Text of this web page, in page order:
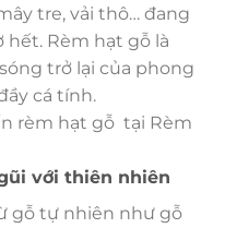
tre, vải thô… đang
Rèm hạt gỗ là
trở lại của phong
cá tính.
rèm hạt gỗ tại Rèm
với thiên nhiên
gỗ tự nhiên như gỗ